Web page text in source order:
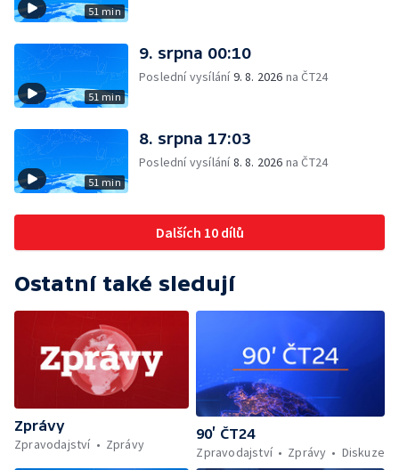
51 min
51 min
9. srpna 00:10
Poslední vysílání9. 8. 2026 na ČT24
51 min
8. srpna 17:03
Poslední vysílání8. 8. 2026 na ČT24
Dalších 10 dílů
Ostatní také sledují
Zprávy
Zpravodajství
Zprávy
90’ ČT24
Zpravodajství
Zprávy Diskuze